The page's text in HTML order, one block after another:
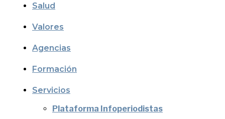
Salud
Valores
Agencias
Formación
Servicios
Plataforma Infoperiodistas